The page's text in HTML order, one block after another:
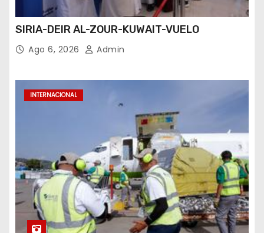
SIRIA-DEIR AL-ZOUR-KUWAIT-VUELO
Ago 6, 2026 Admin
INTERNACIONAL